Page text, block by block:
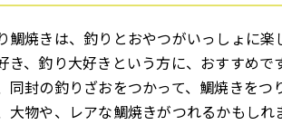
鯛焼きは、釣りとおやつがいっしょに楽
き、釣り大好きという方に、おすすめで
同封の釣りざおをつかって、鯛焼きをつ
大物や、レアな鯛焼きがつれるかもしれ